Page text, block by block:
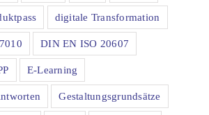
digitale Transformation
DIN EN ISO 20607
E-Learning
Gestaltungsgrundsätze